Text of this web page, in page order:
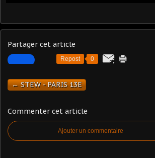
Partager cet article
Repost 0
← STEW - PARIS 13E
Commenter cet article
Ajouter un commentaire